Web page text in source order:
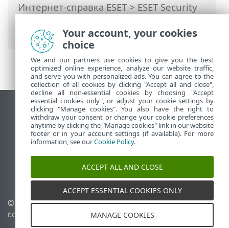
Интернет-справка ESET>ESET Security
Родительский контроль
Использовать сайт для ПК
End of Life
База знаний ESET
ESET Status Portal
Региональная поддержка
© 1992 - 2025 ESET, spol. s
r.o. - Все права защищены.
Управлять файлами
Политика в отношении
Your account, your cookies
choice
We and our partners use cookies to give you the best
optimized online experience, analyze our website traffic,
and serve you with personalized ads. You can agree to the
collection of all cookies by clicking "Accept all and close",
decline all non-essential cookies by choosing "Accept
essential cookies only", or adjust your cookie settings by
clicking "Manage cookies". You also have the right to
withdraw your consent or change your cookie preferences
anytime by clicking the "Manage cookies" link in our website
footer or in your account settings (if available). For more
information, see ourCookie Policy.
ACCEPT ALL AND CLOSE
ACCEPT ESSENTIAL COOKIES ONLY
MANAGE COOKIES